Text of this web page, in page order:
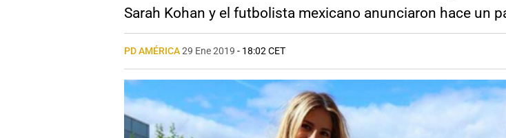
Sarah Kohan y el futbolista mexicano anunciaron hace un
PD AMÉRICA29 Ene 2019 - 18:02 CET